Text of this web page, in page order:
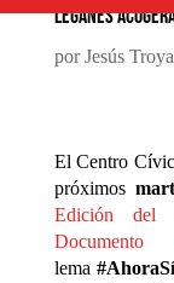
Leganés
porJesús
El Centro
próximos
Edición del
Documento
lema